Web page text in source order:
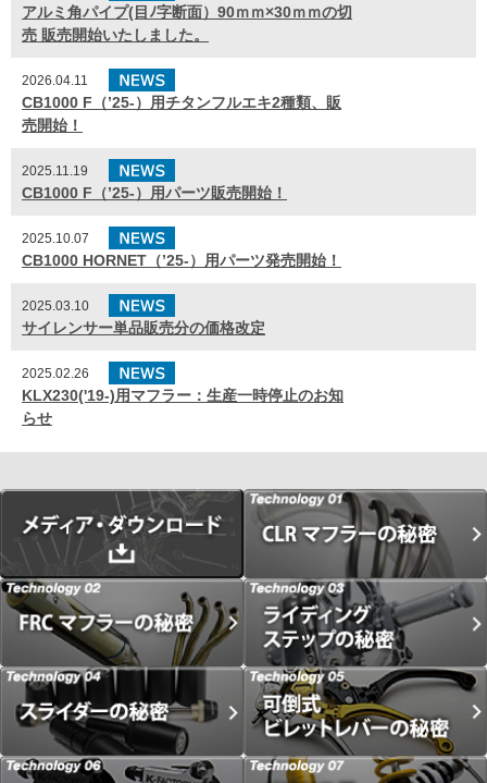
アルミ角パイプ(目ﾉ字断面）90ｍｍ×30ｍｍの切
売 販売開始いたしました。
2026.04.11
CB1000 F（’25-）用チタンフルエキ2種類、販
売開始！
2025.11.19
CB1000 F（’25-）用パーツ販売開始！
2025.10.07
CB1000 HORNET（’25-）用パーツ発売開始！
2025.03.10
サイレンサー単品販売分の価格改定
2025.02.26
KLX230('19-)用マフラー：生産一時停止のお知
らせ